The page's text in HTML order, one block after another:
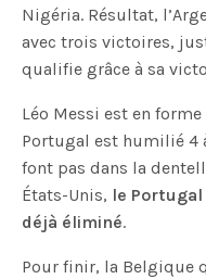
Nigéria. Résultat,
avec trois victoires,
qualifie grâce à sa
Léo Messi est en
Portugal est humilié 4
font pas dans la
États-Unis, le
déjà éliminé.
Pour finir, la Belgique